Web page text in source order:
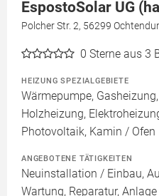
EspostoSolar UG
Polcher Str. 2, 56299
0 Sterne aus 3
HEIZUNG SPEZIALGEBIETE
Wärmepumpe,
Holzheizung,
Photovoltaik, Kamin / Ofen
ANGEBOTENE TÄTIGKEITEN
Neuinstallation / Einbau,
Wartung, Reparatur,